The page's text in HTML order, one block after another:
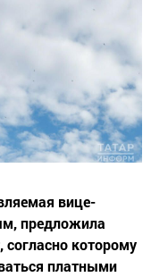
вице-
предложила
которому
платными